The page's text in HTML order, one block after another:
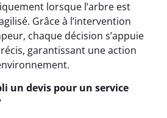
lorsque l’arbre est
Grâce à l’intervention
chaque décision s’appuie
garantissant une action
un devis pour un service